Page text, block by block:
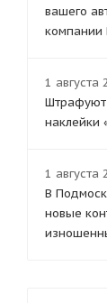
вашего
компании
1 августа
Штрафуют
наклейки
1 августа
В
новые